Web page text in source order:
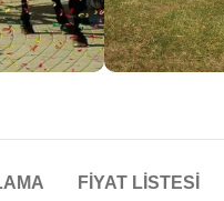
FIYAT LISTESI